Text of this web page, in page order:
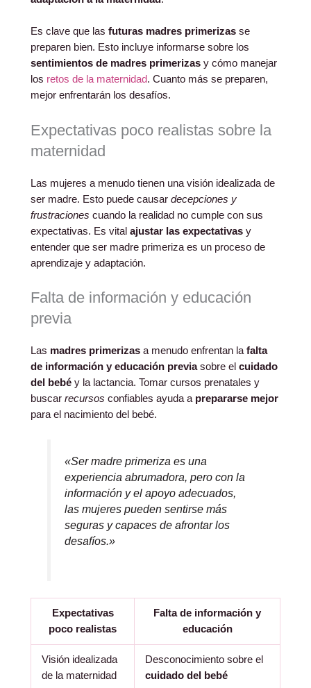
Es clave que las futuras madres primerizas se
preparen bien. Esto incluye informarse sobre los
sentimientos de madres primerizas y cómo manejar
los retos de la maternidad. Cuanto más se preparen,
mejor enfrentarán los desafíos.
Expectativas poco realistas sobre la
maternidad
Las mujeres a menudo tienen una visión idealizada de
ser madre. Esto puede causar decepciones y
frustraciones cuando la realidad no cumple con sus
expectativas. Es vital ajustar las expectativas y
entender que ser madre primeriza es un proceso de
aprendizaje y adaptación.
Falta de información y educación
previa
Las madres primerizas a menudo enfrentan la falta
de información y educación previasobre el cuidado
del bebé y la lactancia. Tomar cursos prenatales y
buscar recursos confiables ayuda a prepararse mejor
para el nacimiento del bebé.
«Ser madre primeriza es una
experiencia abrumadora, pero con la
información y el apoyo adecuados,
las mujeres pueden sentirse más
seguras y capaces de afrontar los
desafíos.»
Expectativas
poco realistas
Falta de información y
educación
Visión idealizada
de la maternidad
Desconocimiento sobre el
cuidado del bebé